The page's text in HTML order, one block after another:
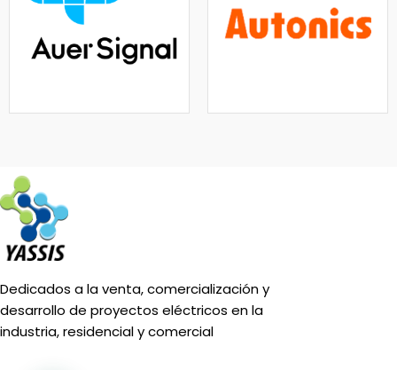
Dedicados a la venta, comercialización y
desarrollo de proyectos eléctricos en la
industria, residencial y comercial